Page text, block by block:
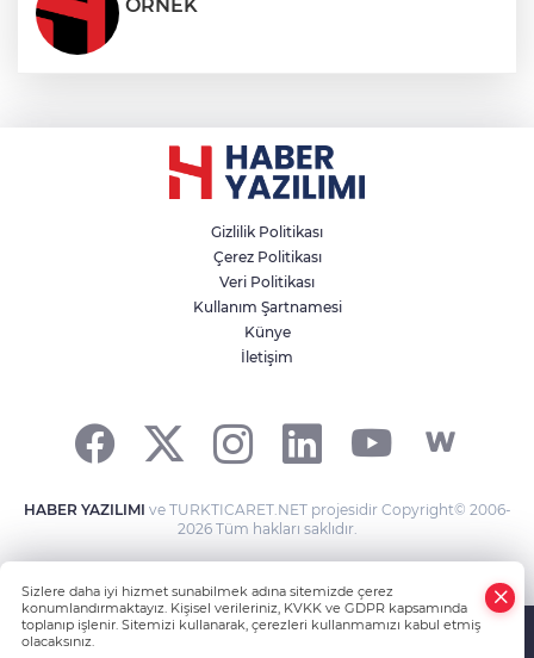
ÖRNEK
Gizlilik Politikası
Çerez Politikası
Veri Politikası
Kullanım Şartnamesi
Künye
İletişim
HABER YAZILIMI ve TURKTICARET.NET projesidir Copyright© 2006-
2026 Tüm hakları saklıdır.
Sizlere daha iyi hizmet sunabilmek adına sitemizde çerez
konumlandırmaktayız. Kişisel verileriniz, KVKK ve GDPR kapsamında
toplanıp işlenir. Sitemizi kullanarak, çerezleri kullanmamızı kabul etmiş
olacaksınız.